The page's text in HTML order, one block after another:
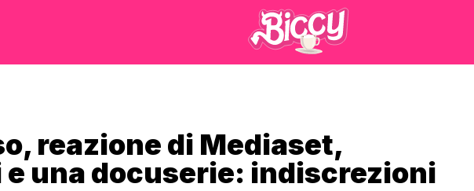
reazione di Mediaset,
e una docuserie: indiscrezioni